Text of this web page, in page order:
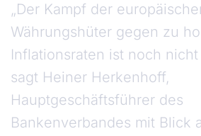
„Der Kampf der
Währungshüter gegen zu
Inflationsraten ist noch nicht
sagt Heiner Herkenhoff,
Hauptgeschäftsführer des
Bankenverbandes mit Blick